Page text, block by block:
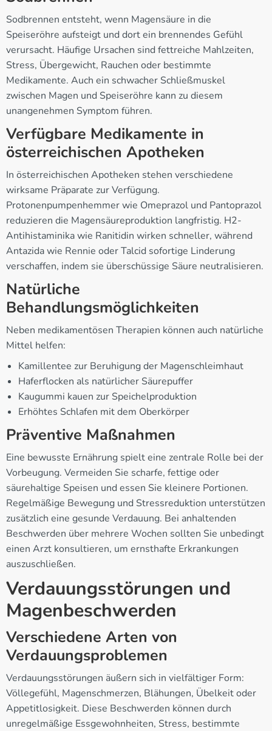
Sodbrennen entsteht, wenn Magensäure in die
Speiseröhre aufsteigt und dort ein brennendes Gefühl
verursacht. Häufige Ursachen sind fettreiche Mahlzeiten,
Stress, Übergewicht, Rauchen oder bestimmte
Medikamente. Auch ein schwacher Schließmuskel
zwischen Magen und Speiseröhre kann zu diesem
unangenehmen Symptom führen.
Verfügbare Medikamente in
österreichischen Apotheken
In österreichischen Apotheken stehen verschiedene
wirksame Präparate zur Verfügung.
Protonenpumpenhemmer wie Omeprazol und Pantoprazol
reduzieren die Magensäureproduktion langfristig. H2-
Antihistaminika wie Ranitidin wirken schneller, während
Antazida wie Rennie oder Talcid sofortige Linderung
verschaffen, indem sie überschüssige Säure neutralisieren.
Natürliche
Behandlungsmöglichkeiten
Neben medikamentösen Therapien können auch natürliche
Mittel helfen:
Kamillentee zur Beruhigung der Magenschleimhaut
Haferflocken als natürlicher Säurepuffer
Kaugummi kauen zur Speichelproduktion
Erhöhtes Schlafen mit dem Oberkörper
Präventive Maßnahmen
Eine bewusste Ernährung spielt eine zentrale Rolle bei der
Vorbeugung. Vermeiden Sie scharfe, fettige oder
säurehaltige Speisen und essen Sie kleinere Portionen.
Regelmäßige Bewegung und Stressreduktion unterstützen
zusätzlich eine gesunde Verdauung. Bei anhaltenden
Beschwerden über mehrere Wochen sollten Sie unbedingt
einen Arzt konsultieren, um ernsthafte Erkrankungen
auszuschließen.
Verdauungsstörungen und
Magenbeschwerden
Verschiedene Arten von
Verdauungsproblemen
Verdauungsstörungen äußern sich in vielfältiger Form:
Völlegefühl, Magenschmerzen, Blähungen, Übelkeit oder
Appetitlosigkeit. Diese Beschwerden können durch
unregelmäßige Essgewohnheiten, Stress, bestimmte